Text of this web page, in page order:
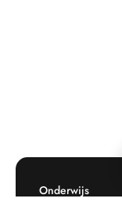
Onderwijs